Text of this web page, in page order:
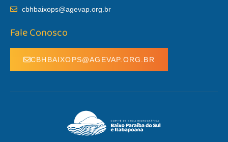
cbhbaixops@agevap.org.br
Fale Conosco
CBHBAIXOPS@AGEVAP.ORG.BR